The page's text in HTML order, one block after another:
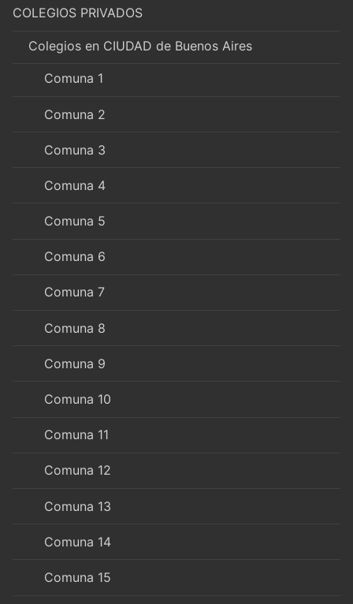
COLEGIOS PRIVADOS
Colegios en CIUDAD de Buenos Aires
Comuna 1
Comuna 2
Comuna 3
Comuna 4
Comuna 5
Comuna 6
Comuna 7
Comuna 8
Comuna 9
Comuna 10
Comuna 11
Comuna 12
Comuna 13
Comuna 14
Comuna 15